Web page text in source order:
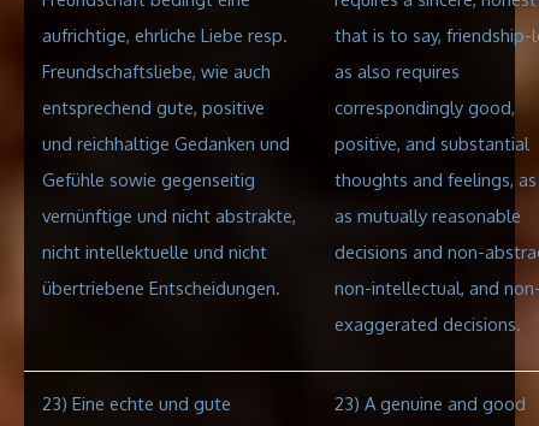
aufrichtige, ehrliche Liebe resp.
Freundschaftsliebe, wie auch
entsprechend gute, positive
und reichhaltige Gedanken und
Gefühle sowie gegenseitig
vernünftige und nicht abstrakte,
nicht intellektuelle und nicht
übertriebene Entscheidungen.
that is to say, friendship-
as also requires
correspondingly good,
positive, and substantial
thoughts and feelings,
as mutually reasonable
decisions and non-
non-intellectual, and
exaggerated decisions.
23) Eine echte und gute
23) A genuine and good